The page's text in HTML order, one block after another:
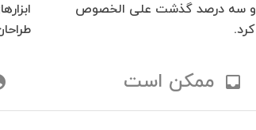
و سه درصد گذشت علی الخصوص
inbox ممکن است